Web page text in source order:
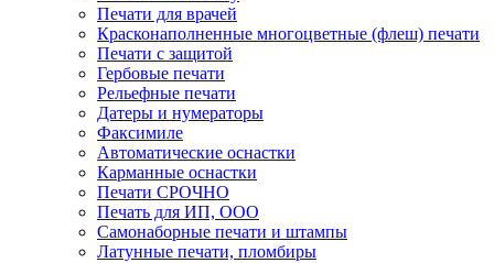
Печати для врачей
Красконаполненные многоцветные (флеш) печати
Печати с защитой
Гербовые печати
Рельефные печати
Датеры и нумераторы
Факсимиле
Автоматические оснастки
Карманные оснастки
Печати СРОЧНО
Печать для ИП, ООО
Самонаборные печати и штампы
Латунные печати, пломбиры